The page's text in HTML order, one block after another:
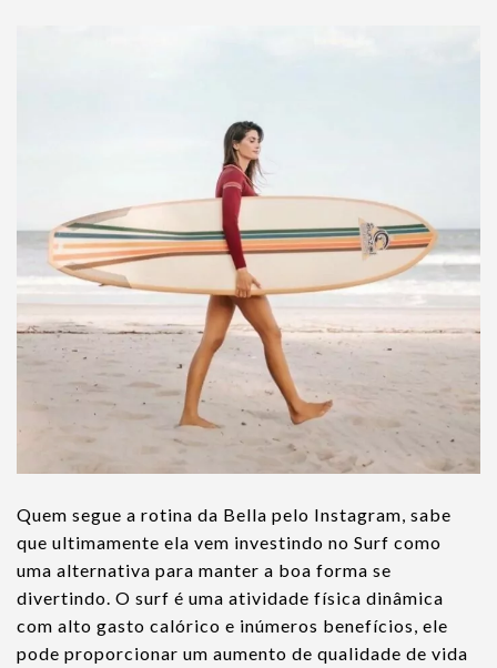
Quem segue a rotina da Bella pelo Instagram, sabe
que ultimamente ela vem investindo no Surf como
uma alternativa para manter a boa forma se
divertindo. O surf é uma atividade física dinâmica
com alto gasto calórico e inúmeros benefícios, ele
pode proporcionar um aumento de qualidade de vida